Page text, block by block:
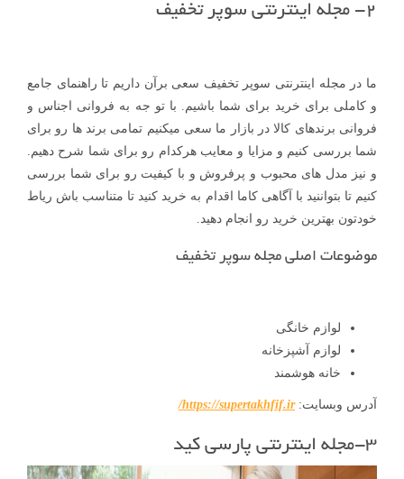
۲- مجله اینترنتی سوپر تخفیف
ما در مجله اینترنتی سوپر تخفیف سعی برآن داریم تا راهنمای جامع
و کاملی برای خرید برای شما باشیم. با تو جه به فروانی اجناس و
فروانی برندهای کالا در بازار ما سعی میکنیم تمامی برند ها رو برای
شما بررسی کنیم و مزایا و معایب هرکدام رو برای شما شرح دهیم.
و نیز مدل های محبوب و پرفروش و با کیفیت رو برای شما بررسی
کنیم تا بتواننید با آگاهی کاما اقدام به خرید کنید تا متناسب باش ریاط
خودتون بهترین خرید رو انجام دهید.
موضوعات اصلی مجله سوپر تخفیف
لوازم خانگی
لوازم آشپزخانه
خانه هوشمند
آدرس وبسایت:https://supertakhfif.ir/
۳-مجله اینترنتی پارسی کید